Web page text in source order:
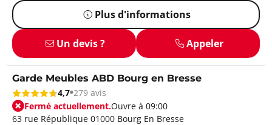
Plus d'informations
Un devis ? Appeler
Garde Meubles ABD Bourg en Bresse
4,7 279 avis
Fermé actuellement.Ouvre à 09:00
63 rue République 01000 Bourg En Bresse